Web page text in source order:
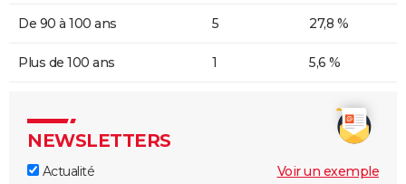
De 90 à 100 ans 5 27,8 %
Plus de 100 ans 1 5,6 %
NEWSLETTERS
Actualité
Voir un exemple